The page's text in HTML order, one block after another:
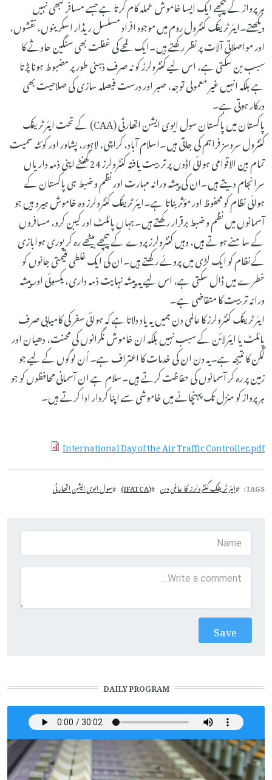
ہر پرواز کے پیچھے ایک ایسا خاموش عملہ کام کرتا ہے جسے مسافر کبھی نہیں
دیکھتے۔ایئر ٹریفک کنٹرول روم میں موجود افراد مسلسل ریڈار اسکرینوں، نقشوں،
اور مواصلاتی آلات پر نظر رکھتے ہیں۔ایک لمحے کی غفلت بھی سنگین حادثے کا
سبب بن سکتی ہے، اس لیے کنٹرولرز کو نہ صرف ذہنی طور پر مضبوط ہونا پڑتا
ہے بلکہ انہیں غیر معمولی توجہ، صبر اور درست فیصلہ سازی کی صلاحیت بھی
درکار ہوتی ہے۔
پاکستان میں پاکستان سول ایوی ایشن اتھارٹی (CAA) کے تحت ایئر ٹریفک
کنٹرول سروسز فراہم کی جاتی ہیں۔اسلام آباد، کراچی، لاہور، پشاور اور کوئٹہ سمیت
تمام بین الاقوامی ہوائی اڈوں پر تربیت یافتہ کنٹرولرز 24 گھنٹے اپنی ذمہ داریاں
سرانجام دیتے ہیں۔ان کی پیشہ ورانہ مہارت اور نظم و ضبط ہی پاکستان کے
ہوائی نظام کو محفوظ اور مؤثر بناتا ہے۔ایئر ٹریفک کنٹرولرز وہ خاموش ہیرو ہیں جو
آسمانوں میں نظم و ضبط برقرار رکھتے ہیں۔جہاں پائلٹ اور کیبن کرو، مسافروں
کے سامنے ہوتے ہیں، وہیں کنٹرولرز پردے کے پیچھے بیٹھے رہ کر پوری ہوابازی
کے نظام کو ایک لڑی میں پروئے رکھتے ہیں۔ان کی ایک غلطی قیمتی جانوں کو
خطرے میں ڈال سکتی ہے، اس لیے یہ پیشہ نہایت ذمہ داری، یکسوئی اور پیشہ
ورانہ تربیت کا متقاضی ہے۔
ایئر ٹریفک کنٹرولرز کا عالمی دن ہمیں یہ یاد دلاتا ہے کہ ہوائی سفر کی کامیابی صرف
پائلٹ یا ایئرلائن کے سبب نہیں بلکہ ان خاموش نگرانوں کی محنت، دھیان اور
لگن کا نتیجہ ہے۔یہ دن ان کی خدمات کا اعتراف ہے۔ اُن لوگوں کے لیے جو
زمین پر رہ کر آسمانوں کی حفاظت کرتے ہیں۔سلام ہے ان آسمانی محافظوں کو جو
ہر پرواز کو منزل تک پہنچانے میں خاموشی سے اپنا کردار ادا کرتے ہیں۔
International Day of the Air Traffic Controller.pdf
TAGS ایئر ٹریفک کنٹرولرز کا عالمی دن (IFATCA) سول ایوی ایشن اتھارٹی
DAILY PROGRAM